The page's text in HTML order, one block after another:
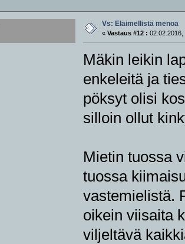
Vs: Eläimellistä menoa
« Vastaus #12 : 02.02.2016,
Mäkin leikin
enkeleitä ja
pöksyt olisi
silloin ollut
Mietin tuossa
tuossa
vastemielistä.
oikein viisaita
viljeltävä